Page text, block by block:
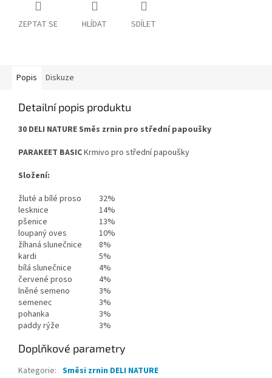
ZEPTAT SE HLÍDAT SDÍLET
Popis Diskuze
Detailní popis produktu
30 DELI NATURE Směs zrnin pro střední papoušky
PARAKEET BASICKrmivo pro střední papoušky
Složení:
žluté a bílé proso
32%
lesknice
14%
pšenice
13%
loupaný oves
10%
žíhaná slunečnice
8%
kardi
5%
bílá slunečnice
4%
červené proso
4%
lněné semeno
3%
semenec
3%
pohanka
3%
paddy rýže
3%
Doplňkové parametry
Kategorie: Směsi zrnin DELI NATURE